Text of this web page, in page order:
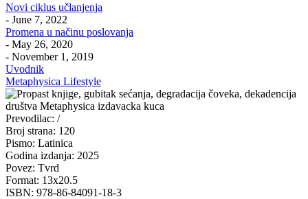
Novi ciklus učlanjenja
- June 7, 2022
Promena u načinu poslovanja
- May 26, 2020
- November 1, 2019
Uvodnik
Metaphysica Lifestyle
Prevodilac: /
Broj strana: 120
Pismo: Latinica
Godina izdanja: 2025
Povez: Tvrd
Format: 13x20.5
ISBN: 978-86-84091-18-3